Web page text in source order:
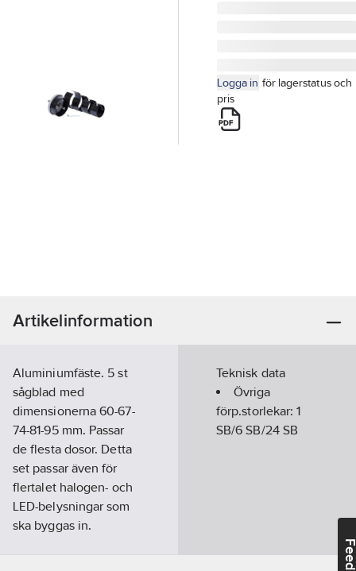
Logga in för lagerstatus och
pris
Artikelinformation
Aluminiumfäste. 5 st
sågblad med
dimensionerna 60-67-
74-81-95 mm. Passar
de flesta dosor. Detta
set passar även för
flertalet halogen- och
LED-belysningar som
ska byggas in.
Teknisk data
Övriga
förp.storlekar:1
SB/6 SB/24 SB